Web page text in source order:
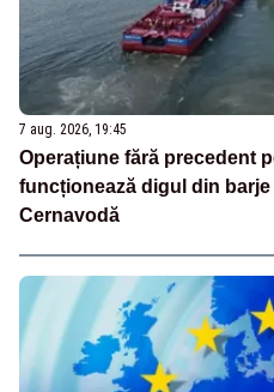
7 aug. 2026, 19:45
Operațiune fără precedent
funcționează digul din
Cernavodă